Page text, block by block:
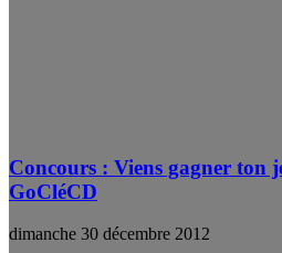
Concours : Viens gagner ton
GoCléCD
dimanche 30 décembre 2012